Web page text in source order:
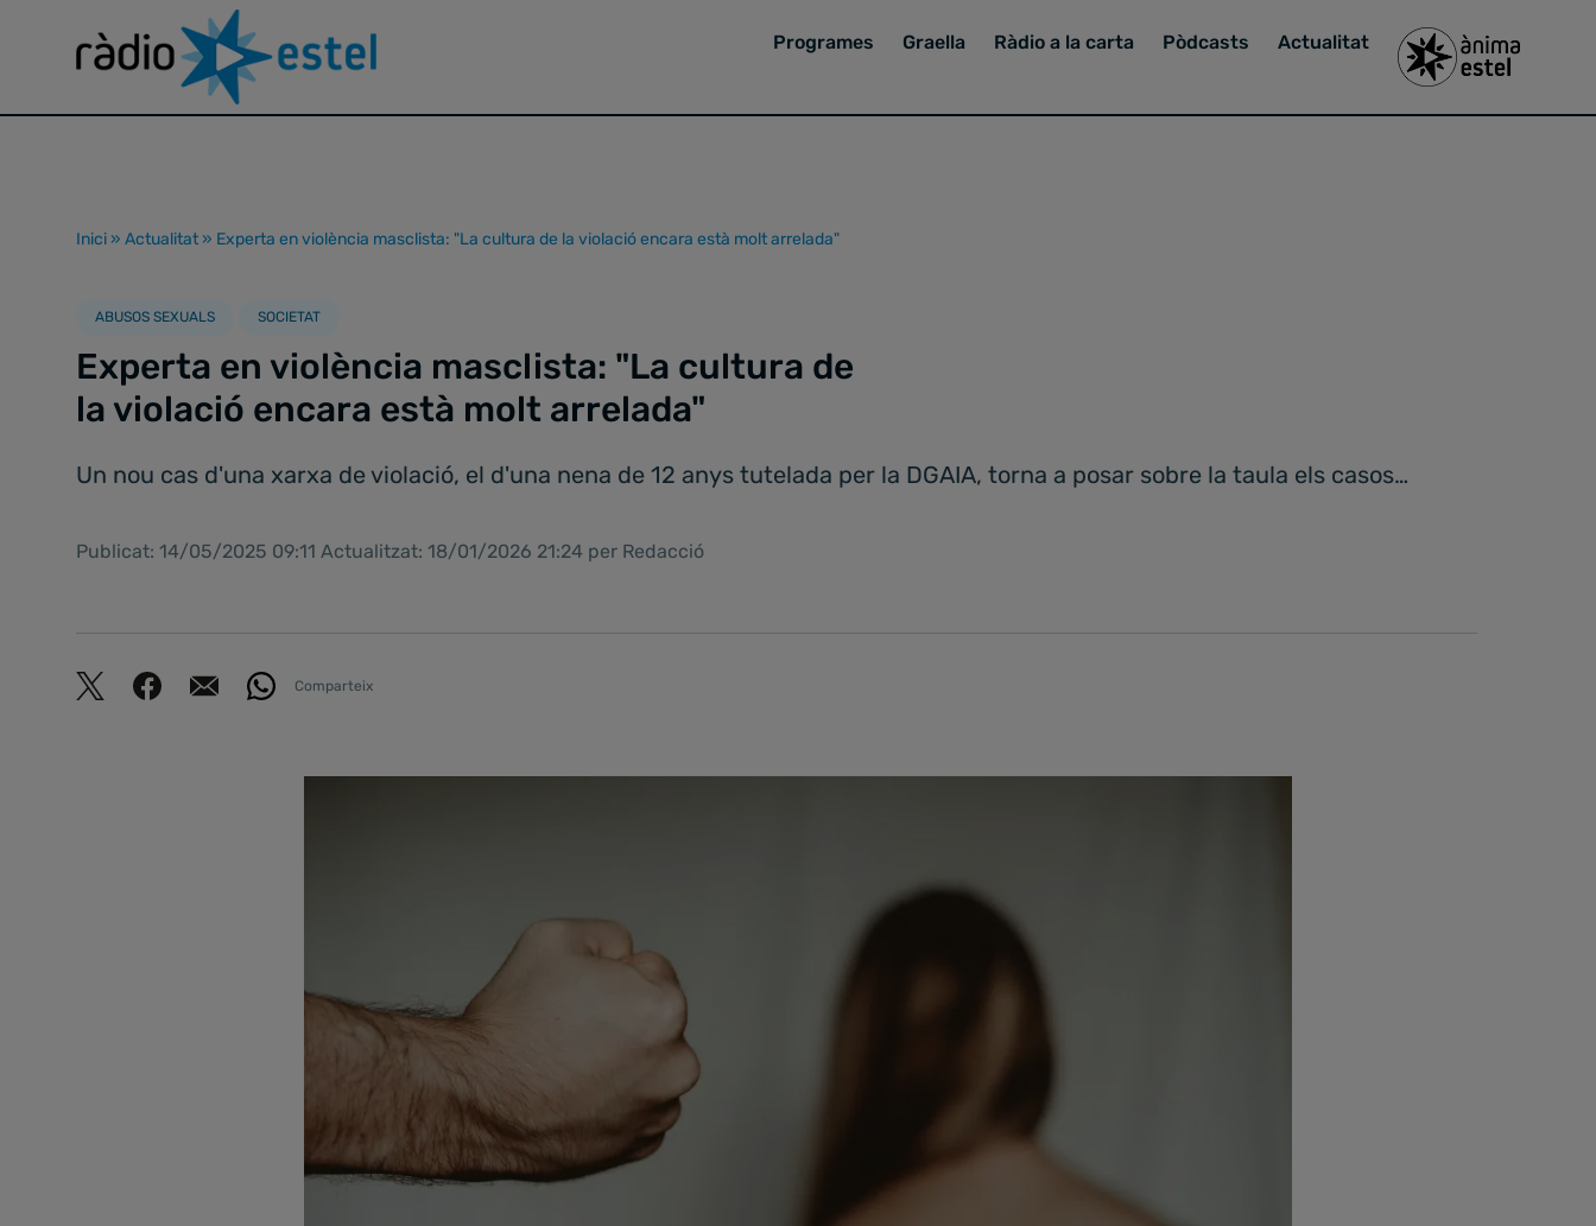
Programes Graella Ràdio a la carta Pòdcasts Actualitat
Inici » Actualitat » Experta en violència masclista: "La cultura de la violació encara està molt arrelada"
ABUSOS SEXUALS SOCIETAT
Experta en violència masclista: "La cultura de
la violació encara està molt arrelada"
Un nou cas d'una xarxa de violació, el d'una nena de 12 anys tutelada per la DGAIA, torna a posar sobre la taula els casos…
Publicat: 14/05/2025 09:11 Actualitzat: 18/01/2026 21:24 per Redacció
Comparteix